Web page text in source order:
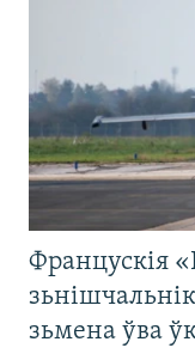
Францускія
зьмена ўва